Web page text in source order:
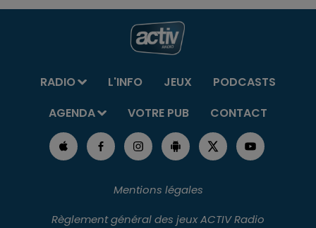
RADIO L'INFO JEUX
PODCASTS
AGENDA
VOTRE PUB CONTACT
Mentions légales
Règlement général des jeux ACTIV Radio